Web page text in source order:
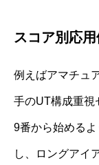
スコア別応用
例えばアマチュ
手のUT構成重視
9番から始める
し、ロングアイ